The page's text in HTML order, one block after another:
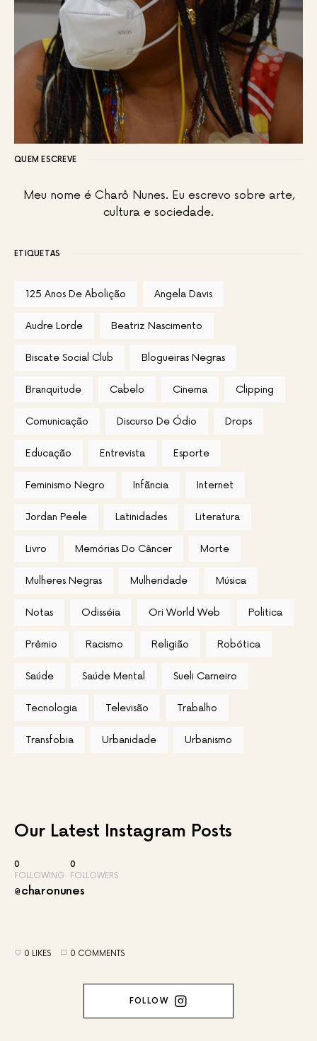
QUEM ESCREVE
Meu nome é Charô Nunes. Eu escrevo sobre arte,
cultura e sociedade.
ETIQUETAS
125 Anos De Abolição Angela Davis
Audre Lorde Beatriz Nascimento
Biscate Social Club Blogueiras Negras
Branquitude Cabelo Cinema Clipping
Comunicação Discurso De Ódio Drops
Educação Entrevista Esporte
Feminismo Negro Infãncia Internet
Jordan Peele Latinidades Literatura
Livro Memórias Do Câncer Morte
Mulheres Negras Mulheridade Música
Notas Odisséia Ori World Web Politica
Prêmio Racismo Religião Robótica
Saúde Saúde Mental Sueli Carneiro
Tecnologia Televisão Trabalho
Transfobia Urbanidade Urbanismo
Our Latest Instagram Posts
0
FOLLOWING
0
FOLLOWERS
@charonunes
0 LIKES 0 COMMENTS
FOLLOW